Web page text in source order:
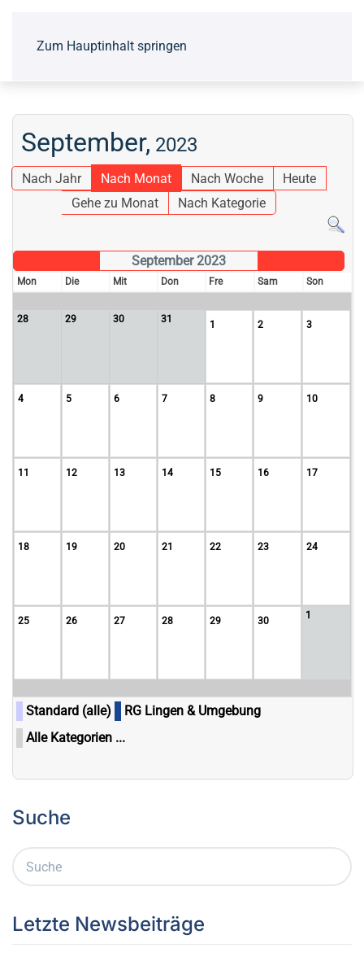
Zum Hauptinhalt springen
September, 2023
Nach Jahr Nach Monat Nach Woche
Heute
Gehe zu Monat
Nach Kategorie
September 2023
Mon Die Mit Don Fre Sam Son
28 29 30 31 1 2 3
4 5 6 7 8 9 10
11 12 13 14 15 16 17
18 19 20 21 22 23 24
25 26 27 28 29 30 1
Standard (alle)
RG Lingen & Umgebung
Alle Kategorien ...
Suche
Letzte Newsbeiträge